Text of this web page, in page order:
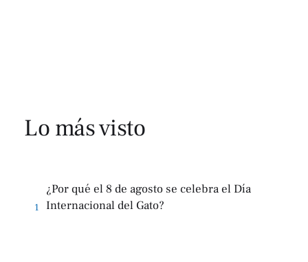
Lo más visto
1
¿Por qué el 8 de agosto se celebra el Día
Internacional del Gato?